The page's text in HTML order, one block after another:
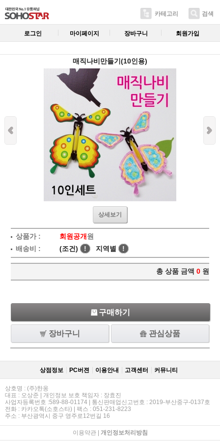
카테고리 검색
로그인 마이페이지 장바구니 회원가입
매직나비만들기(10인용)
상세보기
상품가 : 회원공개 원
배송비 :
(조건) ! 지역별 !
총 상품 금액 0 원
구매하기
장바구니 관심상품
상점정보 PC버젼 이용안내 고객센터 커뮤니티
상호명 : (주)한옹
대표 : 오상준 | 개인정보 보호 책임자 : 장효진
사업자등록번호 :589-88-01174 | 통신판매업신고번호 : 2019-부산중구-0137호
전화 : 카카오톡(소호스타) | 팩스 : 051-231-8223
주소 : 부산광역시 중구 영주로12번길 16
이용약관| 개인정보처리방침